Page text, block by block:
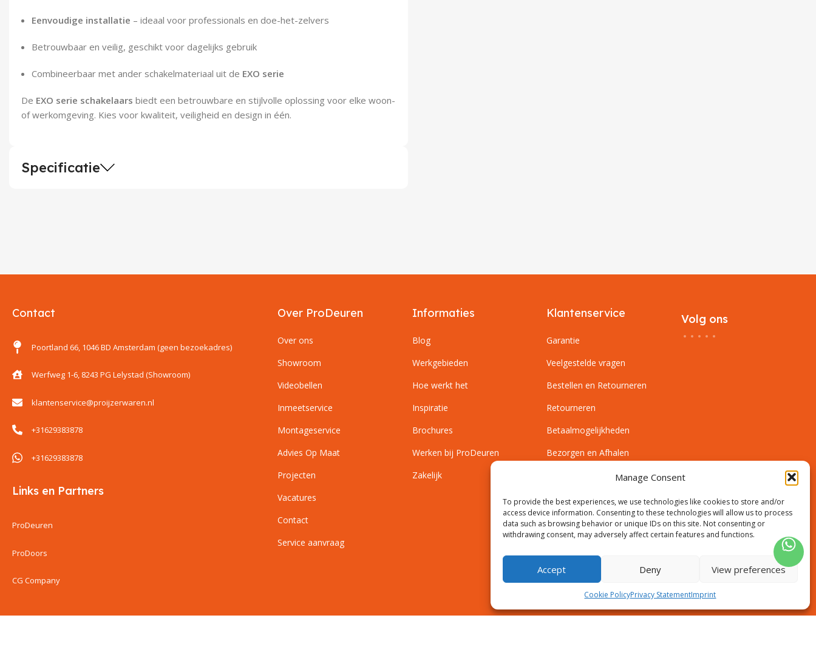
Manage Consent
To provide the best experiences, we use technologies like cookies to store and/or
access device information. Consenting to these technologies will allow us to process
data such as browsing behavior or unique IDs on this site. Not consenting or
withdrawing consent, may adversely affect certain features and functions.
Accept Deny View preferences
Cookie PolicyPrivacy StatementImprint
Eenvoudige installatie – ideaal voor professionals en doe-het-zelvers
Betrouwbaar en veilig, geschikt voor dagelijks gebruik
Combineerbaar met ander schakelmateriaal uit de EXO serie
De EXO serie schakelaars biedt een betrouwbare en stijlvolle oplossing voor elke woon-
of werkomgeving. Kies voor kwaliteit, veiligheid en design in één.
Specificatie
Contact
Poortland 66, 1046 BD Amsterdam (geen bezoekadres)
Werfweg 1-6, 8243 PG Lelystad (Showroom)
klantenservice@proijzerwaren.nl
+31629383878
+31629383878
Links en Partners
ProDeuren
ProDoors
CG Company
Over ProDeuren
Over ons
Showroom
Videobellen
Inmeetservice
Montageservice
Advies Op Maat
Projecten
Vacatures
Contact
Service aanvraag
Informaties
Blog
Werkgebieden
Hoe werkt het
Inspiratie
Brochures
Werken bij ProDeuren
Zakelijk
Klantenservice
Garantie
Veelgestelde vragen
Bestellen en Retourneren
Retourneren
Betaalmogelijkheden
Bezorgen en Afhalen
Leveringsvoorwaarden
Montagevoorwaarden
Inmeetservice Voorwaarden
Volg ons